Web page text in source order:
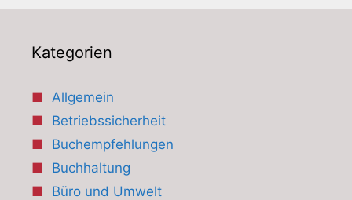
Kategorien
Allgemein
Betriebssicherheit
Buchempfehlungen
Buchhaltung
Büro und Umwelt